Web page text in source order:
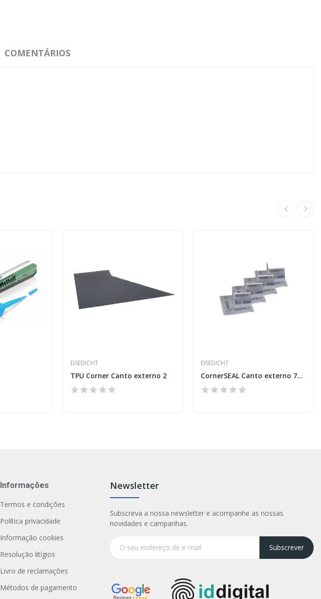
COMENTÁRIOS
EISEDICHT
TPU Corner Canto externo 2
EISEDICHT
CornerSEAL Canto externo 75 mm Fleece-Butyl
Informações
Termos e condições
Política privacidade
Informação cookies
Resolução litígios
Livro de reclamações
Métodos de pagamento
Newsletter
Subscreva a nossa newsletter e acompanhe as nossas
novidades e campanhas.
Subscrever